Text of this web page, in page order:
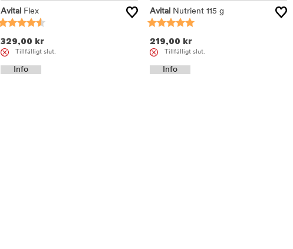
Avital Flex
329,00 kr
Tillfälligt slut.
Info
Avital Nutrient 115 g
219,00 kr
Tillfälligt slut.
Info